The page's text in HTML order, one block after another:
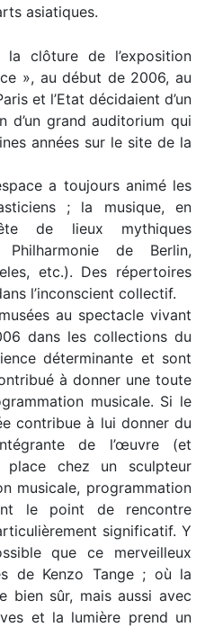
asiatiques.
la clôture de l’exposition
», au début de 2006, au
et l’Etat décidaient d’un
d’un grand auditorium qui
années sur le site de la
a toujours animé les
; la musique, en
de lieux mythiques
de Berlin,
etc.). Des répertoires
l’inconscient collectif.
au spectacle vivant
dans les collections du
déterminante et sont
à donner une toute
musicale. Si le
contribue à lui donner du
de l’œuvre (et
chez un sculpteur
musicale, programmation
le point de rencontre
significatif. Y
que ce merveilleux
de Kenzo Tange ; où la
bien sûr, mais aussi avec
et la lumière prend un